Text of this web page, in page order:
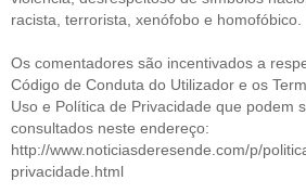
racista, terrorista, xenófobo e homofóbico.
Os comentadores são incentivados a
Código de Conduta do Utilizador e os
Uso e Política de Privacidade que podem
consultados neste endereço:
http://www.noticiasderesende.com/p/
privacidade.html